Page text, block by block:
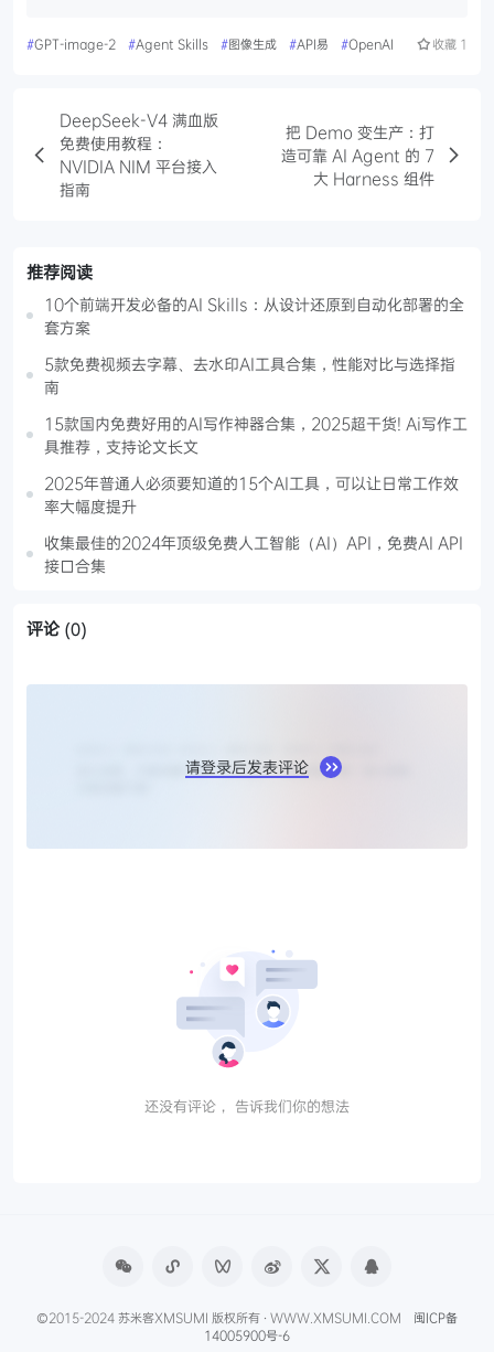
#GPT-image-2 #Agent Skills #图像生成 #API易 #OpenAI 收藏 1
DeepSeek-V4 满血版
免费使用教程：
NVIDIA NIM 平台接入
指南
把 Demo 变生产：打
造可靠 AI Agent 的 7
大 Harness 组件
推荐阅读
10个前端开发必备的AI Skills：从设计还原到自动化部署的全
套方案
5款免费视频去字幕、去水印AI工具合集，性能对比与选择指
南
15款国内免费好用的AI写作神器合集，2025超干货! Ai写作工
具推荐，支持论文长文
2025年普通人必须要知道的15个AI工具，可以让日常工作效
率大幅度提升
收集最佳的2024年顶级免费人工智能（AI）API，免费AI API
接口合集
评论 (0)
请登录后发表评论
还没有评论， 告诉我们你的想法
©2015-2024 苏米客XMSUMI 版权所有 · WWW.XMSUMI.COM 闽ICP备
14005900号-6